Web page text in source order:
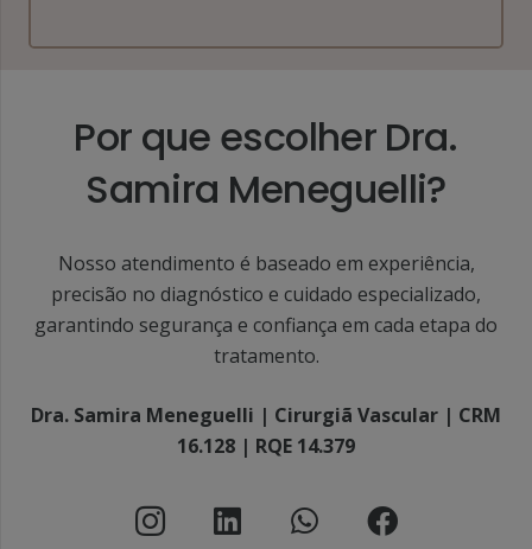
Por que escolher Dra.
Samira Meneguelli?
Nosso atendimento é baseado em experiência,
precisão no diagnóstico e cuidado especializado,
garantindo segurança e confiança em cada etapa do
tratamento.
Dra. Samira Meneguelli | Cirurgiã Vascular | CRM
16.128 | RQE 14.379